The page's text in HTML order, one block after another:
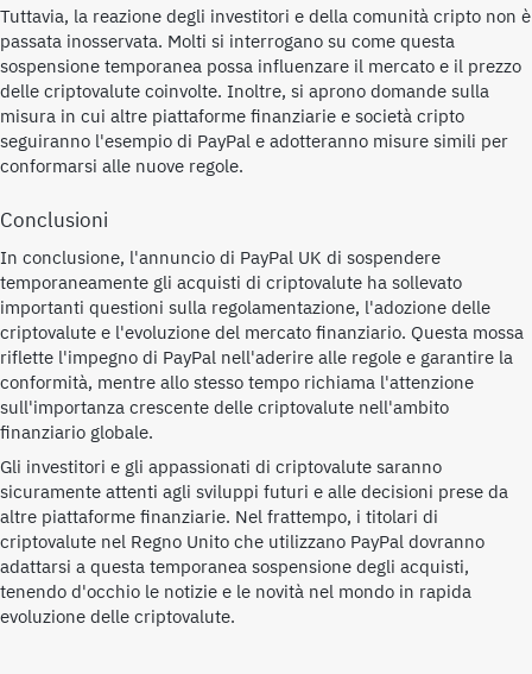
Tuttavia, la reazione degli investitori e della comunità cripto non è
passata inosservata. Molti si interrogano su come questa
sospensione temporanea possa influenzare il mercato e il prezzo
delle criptovalute coinvolte. Inoltre, si aprono domande sulla
misura in cui altre piattaforme finanziarie e società cripto
seguiranno l'esempio di PayPal e adotteranno misure simili per
conformarsi alle nuove regole.
Conclusioni
In conclusione, l'annuncio di PayPal UK di sospendere
temporaneamente gli acquisti di criptovalute ha sollevato
importanti questioni sulla regolamentazione, l'adozione delle
criptovalute e l'evoluzione del mercato finanziario. Questa mossa
riflette l'impegno di PayPal nell'aderire alle regole e garantire la
conformità, mentre allo stesso tempo richiama l'attenzione
sull'importanza crescente delle criptovalute nell'ambito
finanziario globale.
Gli investitori e gli appassionati di criptovalute saranno
sicuramente attenti agli sviluppi futuri e alle decisioni prese da
altre piattaforme finanziarie. Nel frattempo, i titolari di
criptovalute nel Regno Unito che utilizzano PayPal dovranno
adattarsi a questa temporanea sospensione degli acquisti,
tenendo d'occhio le notizie e le novità nel mondo in rapida
evoluzione delle criptovalute.